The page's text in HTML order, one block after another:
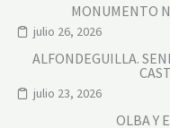
MONUMENTO
julio 26, 2026
ALFONDEGUILLA.
julio 23, 2026
OLBA Y